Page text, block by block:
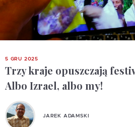
5 GRU 2025
Trzy kraje opuszczają
Albo Izrael, albo my!
JAREK ADAMSKI